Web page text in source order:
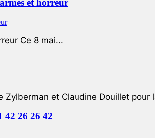
et horreur
Ce 8 mai...
Zylberman et Claudine Douillet pour
42 26 26 42